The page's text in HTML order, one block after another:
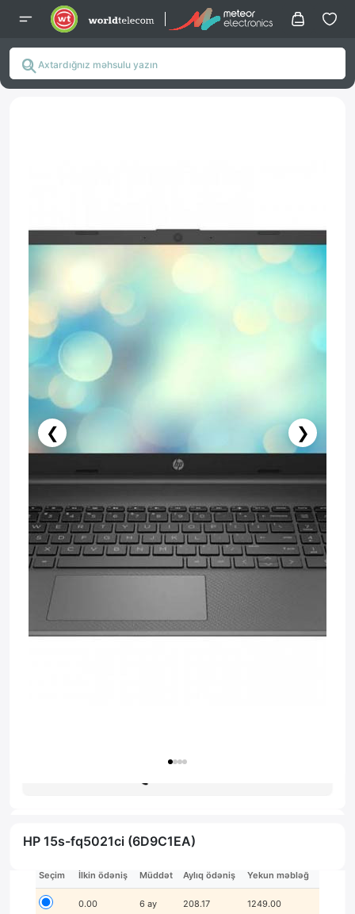
❮ ❯
HP 15s-fq5021ci (6D9C1EA)
İlkin ödənişsiz hissə-hissə ödə!
Seçim İlkin ödəniş Müddət Aylıq ödəniş Yekun məbləğ
0.00 6 ay 208.17 1249.00